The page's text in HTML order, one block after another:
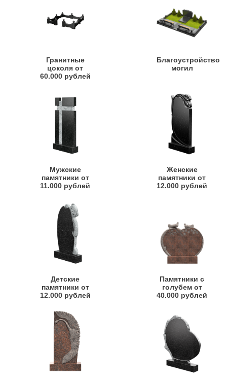
Гранитные
цоколя от
60.000 рублей
Благоустройство
могил
Мужские
памятники от
11.000 рублей
Женские
памятники от
12.000 рублей
Детские
памятники от
12.000 рублей
Памятники с
голубем от
40.000 рублей